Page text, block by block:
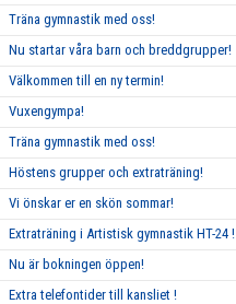
Träna gymnastik med oss!
Nu startar våra barn och breddgrupper!
Välkommen till en ny termin!
Vuxengympa!
Träna gymnastik med oss!
Höstens grupper och extraträning!
Vi önskar er en skön sommar!
Extraträning i Artistisk gymnastik HT-24 !
Nu är bokningen öppen!
Extra telefontider till kansliet !